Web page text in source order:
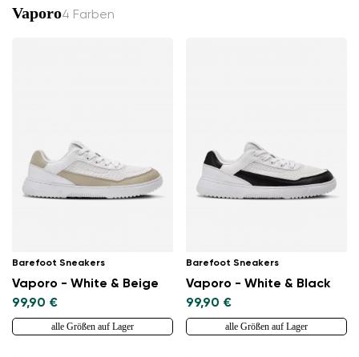
Vaporo4 Farben
Barefoot Sneakers
Vaporo - White & Beige
99,90 €
alle Größen auf Lager
Barefoot Sneakers
Vaporo - White & Black
99,90 €
alle Größen auf Lager